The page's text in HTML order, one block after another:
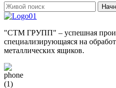
"СТМ ГРУПП" – успешная
специализирующаяся на
металлических ящиков.